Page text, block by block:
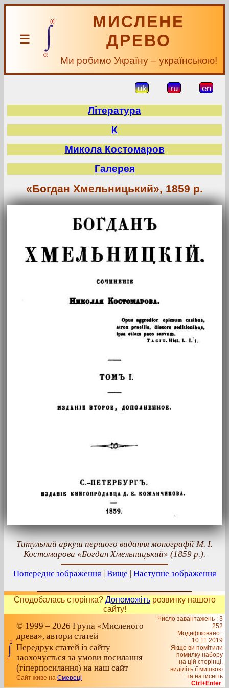
☰
МИСЛЕНЕ
ДРЕВО
Ми робимо Україну – українською!
uk ru en
Література
К
Микола Костомаров
Галерея
«Богдан Хмельницький», 1859 р.
Титульний аркуш першого видання монографії М. І.
Костомарова «Богдан Хмельницький» (1859 р.).
Попереднє зображення| Вище | Наступне зображення
Сподобалась сторінка? Допоможітьрозвитку нашого
сайту!
© 1999 – 2026 Група «Мисленого
древа», автори статей
Передрук статей із сайту
заохочується за умови посилання
(гіперпосилання) на наш сайт
Сайт живе на Смереці
Число завантажень : 3
252
Модифіковано :
10.11.2019
Якщо ви помітили
помилку набору
на цiй сторiнцi,
видiлiть її мишкою
та натисніть
Ctrl+Enter.